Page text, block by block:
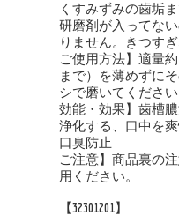
くすみずみの歯垢
研磨剤が入ってな
りません。きつす
ご使用方法】適量
まで）を薄めずに
シで磨いてください
効能・効果】歯槽
浄化する、口中を
口臭防止
ご注意】商品裏の
用ください。
【32301201】